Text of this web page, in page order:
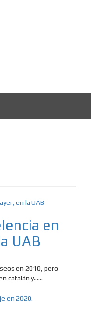
en
UAB
en 2010, pero
catalán y......